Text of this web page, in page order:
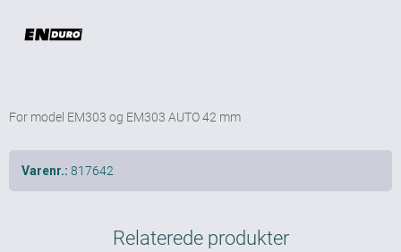
For model EM303 og EM303 AUTO 42 mm
Varenr.: 817642
Relaterede produkter